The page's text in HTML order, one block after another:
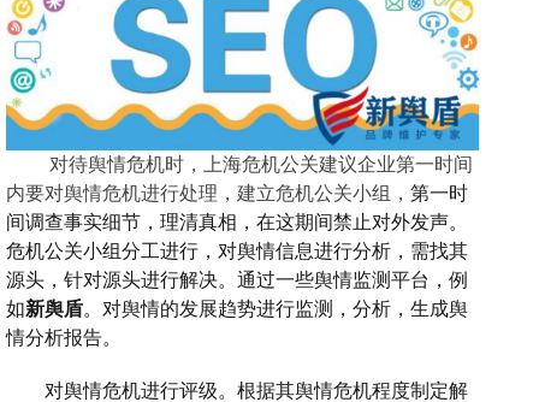
对待舆情危机时，上海危机公关建议企业第一时间
内要对舆情危机进行处理，建立危机公关小组， 第一时
间调查事实细节， 理清真相， 在这期间禁止对外发声。
危机公关小组分工进行，对舆情信息进行分析，需找其
源头，针对源头进行解决。通过一些舆情监测平台，例
如新舆盾。对舆情的发展趋势进行监测，分析，生成舆
情分析报告。
对舆情危机进行评级。根据其舆情危机程度制定解